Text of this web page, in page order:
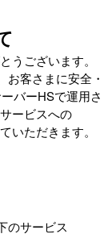
うございます。
お客さまに安全・
バーHSで運用さ
ービスへの
いただきます。
のサービス